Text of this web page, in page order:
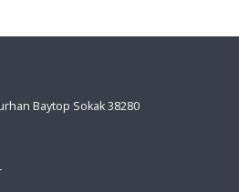
Baytop Sokak 38280